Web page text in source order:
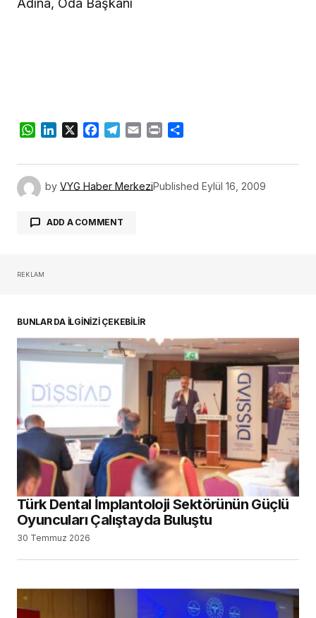
Adına, Oda Başkanı
WhatsApp
LinkedIn
X Facebook
Telegram
Email Print
by VYG Haber MerkeziPublished Eylül 16, 2009
ADD A COMMENT
REKLAM
BUNLAR DA İLGİNİZİ ÇEKEBİLİR
Türk Dental İmplantoloji Sektörünün Güçlü
Oyuncuları Çalıştayda Buluştu
30 Temmuz 2026